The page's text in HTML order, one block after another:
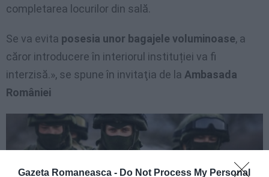
Gazeta Romaneasca - Do Not Process My Personal
completarea locurilor din sală.
Se va evita posesia unor bagajele voluminoase, a
căror introducere în interiorul instituției va fi
interzisă.», se spune în invitaţia de la Ambasada
României